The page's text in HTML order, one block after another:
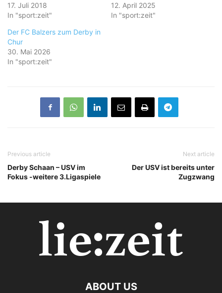
17. Juli 2018
In "sport:zeit"
12. April 2025
In "sport:zeit"
Der FC Balzers zum Derby in
Chur
30. Mai 2026
In "sport:zeit"
Previous article
Derby Schaan – USV im
Fokus -weitere 3.Ligaspiele
Next article
Der USV ist bereits unter
Zugzwang
ABOUT US